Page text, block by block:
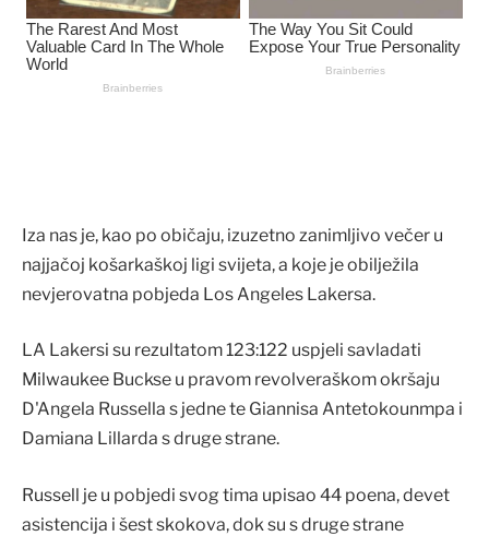
Iza nas je, kao po običaju, izuzetno zanimljivo večer u
najjačoj košarkaškoj ligi svijeta, a koje je obilježila
nevjerovatna pobjeda Los Angeles Lakersa.
LA Lakersi su rezultatom 123:122 uspjeli savladati
Milwaukee Buckse u pravom revolveraškom okršaju
D'Angela Russella s jedne te Giannisa Antetokounmpa i
Damiana Lillarda s druge strane.
Russell je u pobjedi svog tima upisao 44 poena, devet
asistencija i šest skokova, dok su s druge strane